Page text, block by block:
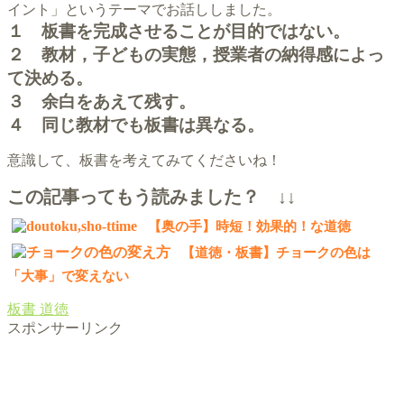
イント」というテーマでお話ししました。
１ 板書を完成させることが目的ではない。
２ 教材，子どもの実態，授業者の納得感によっ
て決める。
３ 余白をあえて残す。
４ 同じ教材でも板書は異なる。
意識して、板書を考えてみてくださいね！
この記事ってもう読みました？ ↓↓
【奥の手】時短！効果的！な道徳
【道徳・板書】チョークの色は
「大事」で変えない
板書 道徳
スポンサーリンク